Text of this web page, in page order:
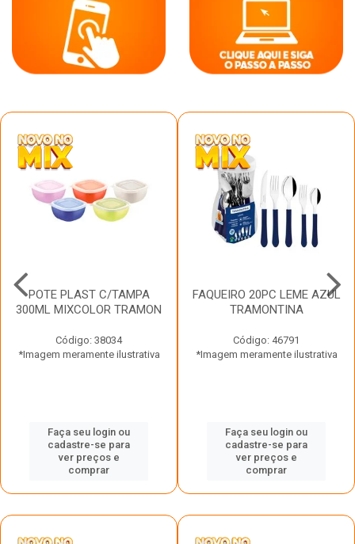
POTE PLAST C/TAMPA
300ML MIXCOLOR TRAMON
Código: 38034
*Imagem meramente ilustrativa
Faça seu login ou
cadastre-se para
ver preços e
comprar
FAQUEIRO 20PC LEME AZUL
TRAMONTINA
Código: 46791
*Imagem meramente ilustrativa
Faça seu login ou
cadastre-se para
ver preços e
comprar